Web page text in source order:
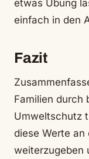
etwas Übung
einfach in den
Fazit
Familien durch
Umweltschutz
diese Werte an
weiterzugeben